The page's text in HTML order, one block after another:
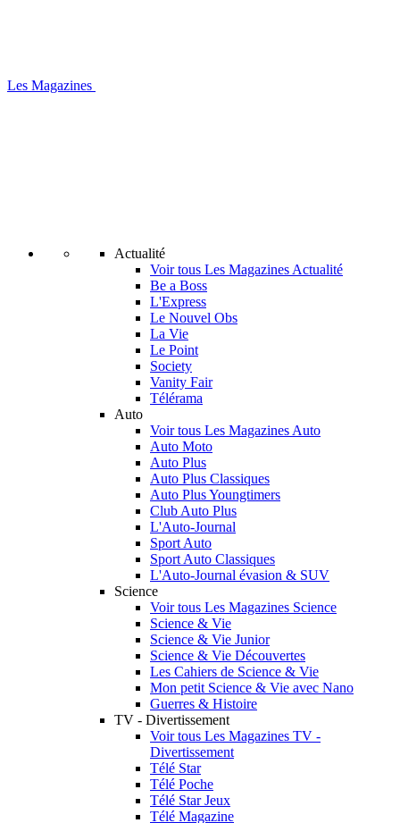
Les Magazines
Actualité
Voir tous Les Magazines Actualité
Be a Boss
L'Express
Le Nouvel Obs
La Vie
Le Point
Society
Vanity Fair
Télérama
Auto
Voir tous Les Magazines Auto
Auto Moto
Auto Plus
Auto Plus Classiques
Auto Plus Youngtimers
Club Auto Plus
L'Auto-Journal
Sport Auto
Sport Auto Classiques
L'Auto-Journal évasion & SUV
Science
Voir tous Les Magazines Science
Science & Vie
Science & Vie Junior
Science & Vie Découvertes
Les Cahiers de Science & Vie
Mon petit Science & Vie avec Nano
Guerres & Histoire
TV - Divertissement
Voir tous Les Magazines TV -
Divertissement
Télé Star
Télé Poche
Télé Star Jeux
Télé Magazine